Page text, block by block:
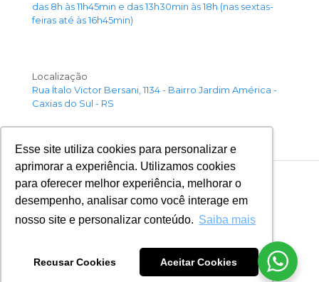
Esse site utiliza cookies para personalizar e
aprimorar a experiência. Utilizamos cookies
para oferecer melhor experiência, melhorar o
desempenho, analisar como você interage em
nosso site e personalizar conteúdo. Saiba mais
Recusar Cookies Aceitar Cookies
das 8h às 11h45min e das 13h30min às 18h (nas sextas-
feiras até às 16h45min)
Localização
Rua Ítalo Victor Bersani, 1134 - Bairro Jardim América -
Caxias do Sul - RS
© SESCON Serra Gaúcha | Todos os Direitos